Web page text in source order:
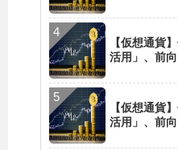
【仮想通貨
活用」、前
【仮想通貨
活用」、前